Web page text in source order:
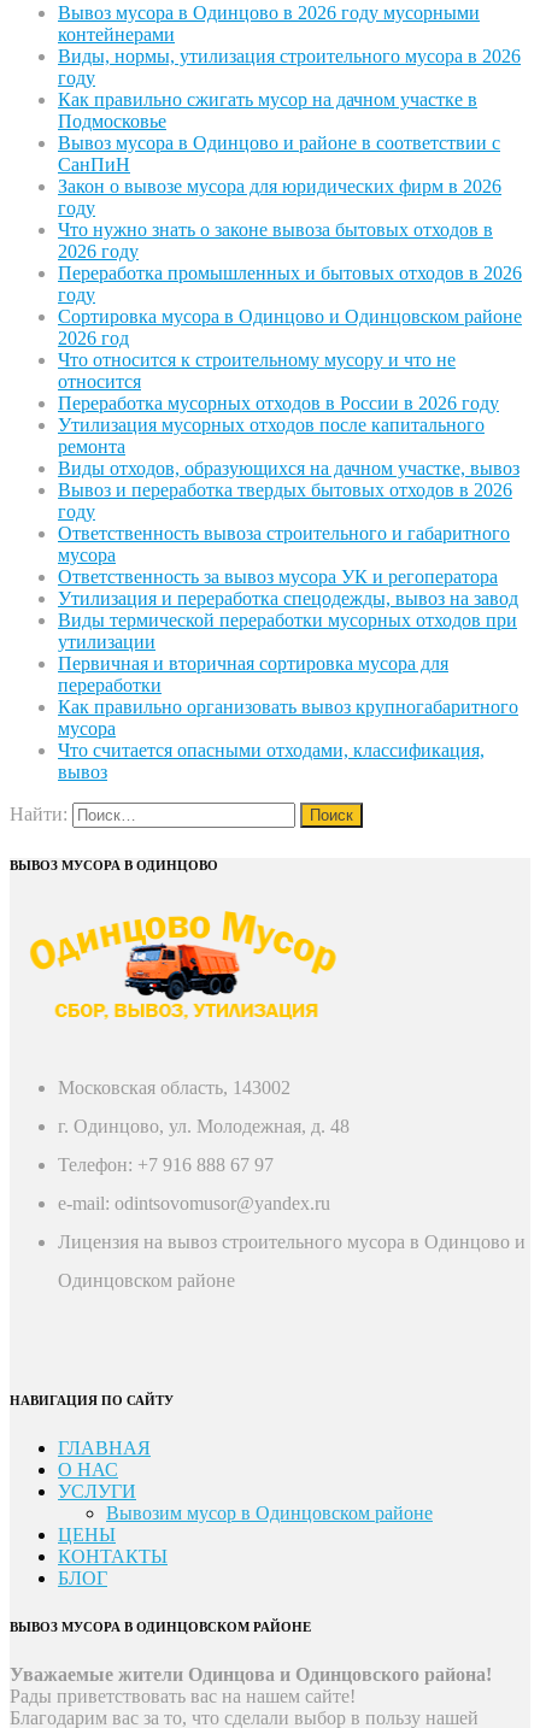
Вывоз мусора в Одинцово в 2026 году мусорными
контейнерами
Виды, нормы, утилизация строительного мусора в 2026
году
Как правильно сжигать мусор на дачном участке в
Подмосковье
Вывоз мусора в Одинцово и районе в соответствии с
СанПиН
Закон о вывозе мусора для юридических фирм в 2026
году
Что нужно знать о законе вывоза бытовых отходов в
2026 году
Переработка промышленных и бытовых отходов в 2026
году
Сортировка мусора в Одинцово и Одинцовском районе
2026 год
Что относится к строительному мусору и что не
относится
Переработка мусорных отходов в России в 2026 году
Утилизация мусорных отходов после капитального
ремонта
Виды отходов, образующихся на дачном участке, вывоз
Вывоз и переработка твердых бытовых отходов в 2026
году
Ответственность вывоза строительного и габаритного
мусора
Ответственность за вывоз мусора УК и регоператора
Утилизация и переработка спецодежды, вывоз на завод
Виды термической переработки мусорных отходов при
утилизации
Первичная и вторичная сортировка мусора для
переработки
Как правильно организовать вывоз крупногабаритного
мусора
Что считается опасными отходами, классификация,
вывоз
Найти:
ВЫВОЗ МУСОРА В ОДИНЦОВО
Московская область, 143002
г. Одинцово, ул. Молодежная, д. 48
Телефон: +7 916 888 67 97
e-mail: odintsovomusor@yandex.ru
Лицензия на вывоз строительного мусора в Одинцово и
Одинцовском районе
НАВИГАЦИЯ ПО САЙТУ
ГЛАВНАЯ
О НАС
УСЛУГИ
Вывозим мусор в Одинцовском районе
ЦЕНЫ
КОНТАКТЫ
БЛОГ
ВЫВОЗ МУСОРА В ОДИНЦОВСКОМ РАЙОНЕ
Уважаемые жители Одинцова и Одинцовского района!
Рады приветствовать вас на нашем сайте!
Благодарим вас за то, что сделали выбор в пользу нашей